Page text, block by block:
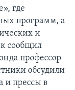
где
программ, а
и
сообщил
профессор
обсудили
и прессы в